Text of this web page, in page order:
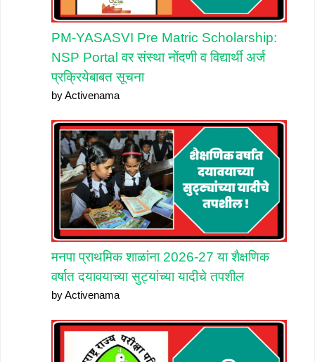
PM-YASASVI Pre Matric Scholarship:
NSP Portal वर संस्था नोंदणी व विद्यार्थी अर्ज
प्रक्रियेबाबत सूचना
by Activenama
मनपा प्राथमिक शाळांना 2026-27 या शैक्षणिक
वर्षात दयावयाच्या सुट्यांच्या यादीचे तपशील
by Activenama